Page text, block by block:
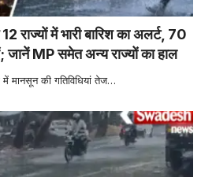
में भारी बारिश का अलर्ट, 70
जानें MP समेत अन्य राज्यों का हाल
की गतिविधियां तेज…